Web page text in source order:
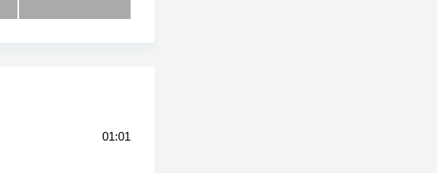
01:01